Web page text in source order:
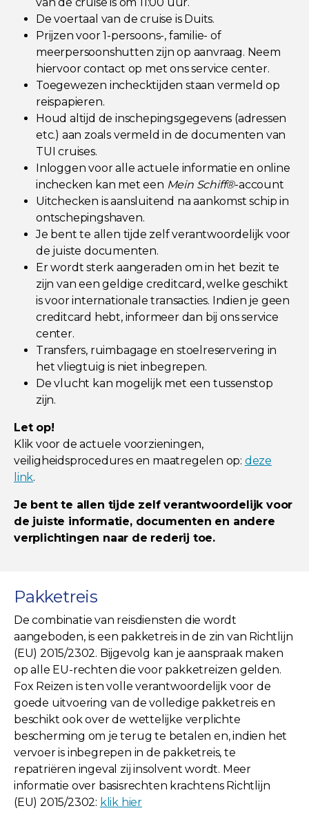
De voertaal van de cruise is Duits.
Prijzen voor 1-persoons-, familie- of
meerpersoonshutten zijn op aanvraag. Neem
hiervoor contact op met ons service center.
Toegewezen inchecktijden staan vermeld op
reispapieren.
Houd altijd de inschepingsgegevens (adressen
etc.) aan zoals vermeld in de documenten van
TUI cruises.
Inloggen voor alle actuele informatie en online
inchecken kan met een Mein Schiff®-account
Uitchecken is aansluitend na aankomst schip in
ontschepingshaven.
Je bent te allen tijde zelf verantwoordelijk voor
de juiste documenten.
Er wordt sterk aangeraden om in het bezit te
zijn van een geldige creditcard, welke geschikt
is voor internationale transacties. Indien je geen
creditcard hebt, informeer dan bij ons service
center.
Transfers, ruimbagage en stoelreservering in
het vliegtuig is niet inbegrepen.
De vlucht kan mogelijk met een tussenstop
zijn.
Let op!
Klik voor de actuele voorzieningen,
veiligheidsprocedures en maatregelen op: deze
link.
Je bent te allen tijde zelf verantwoordelijk voor
de juiste informatie, documenten en andere
verplichtingen naar de rederij toe.
Pakketreis
De combinatie van reisdiensten die wordt
aangeboden, is een pakketreis in de zin van Richtlijn
(EU) 2015/2302. Bijgevolg kan je aanspraak maken
op alle EU-rechten die voor pakketreizen gelden.
Fox Reizen is ten volle verantwoordelijk voor de
goede uitvoering van de volledige pakketreis en
beschikt ook over de wettelijke verplichte
bescherming om je terug te betalen en, indien het
vervoer is inbegrepen in de pakketreis, te
repatriëren ingeval zij insolvent wordt. Meer
informatie over basisrechten krachtens Richtlijn
(EU) 2015/2302: klik hier